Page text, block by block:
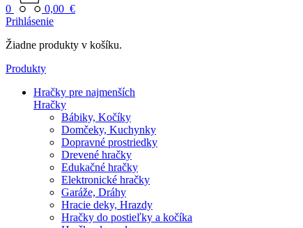
0 0,00 €
Prihlásenie
Žiadne produkty v košíku.
Produkty
Hračky pre najmenších
Hračky
Bábiky, Kočíky
Domčeky, Kuchynky
Dopravné prostriedky
Drevené hračky
Edukačné hračky
Elektronické hračky
Garáže, Dráhy
Hracie deky, Hrazdy
Hračky do postieľky a kočíka